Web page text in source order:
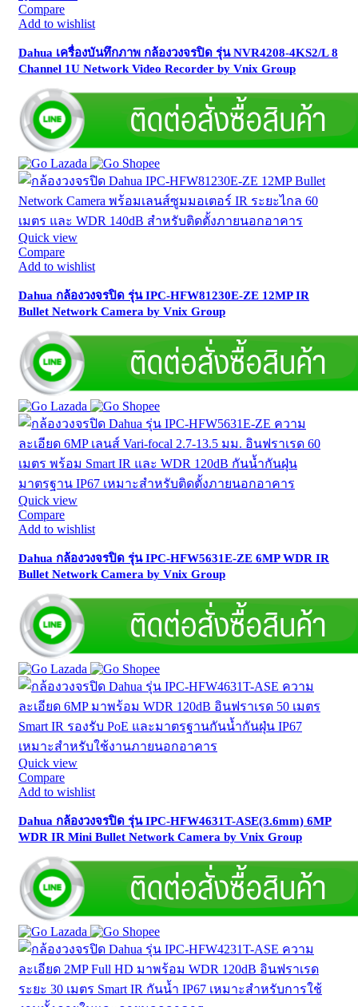
Compare
Add to wishlist
Dahua เครื่องบันทึกภาพ กล้องวงจรปิด รุ่น NVR4208-4KS2/L 8
Channel 1U Network Video Recorder by Vnix Group
Quick view
Compare
Add to wishlist
Dahua กล้องวงจรปิด รุ่น IPC-HFW81230E-ZE 12MP IR
Bullet Network Camera by Vnix Group
Quick view
Compare
Add to wishlist
Dahua กล้องวงจรปิด รุ่น IPC-HFW5631E-ZE 6MP WDR IR
Bullet Network Camera by Vnix Group
Quick view
Compare
Add to wishlist
Dahua กล้องวงจรปิด รุ่น IPC-HFW4631T-ASE(3.6mm) 6MP
WDR IR Mini Bullet Network Camera by Vnix Group